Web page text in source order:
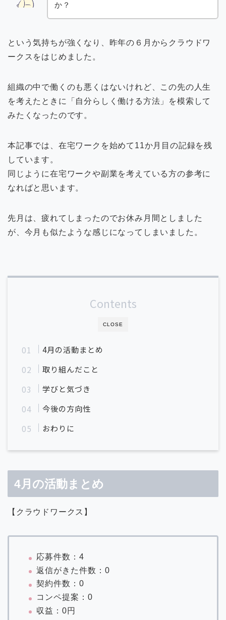
か？
という気持ちが強くなり、昨年の６月からクラウドワ
ークスをはじめました。
組織の中で働くのも悪くはないけれど、この先の人生
を考えたときに「自分らしく働ける方法」を模索して
みたくなったのです。
本記事では、在宅ワークを始めて11か月目の記録を残
しています。
同じように在宅ワークや副業を考えている方の参考に
なればと思います。
先月は、疲れてしまったのでお休み月間としました
が、今月も似たような感じになってしまいました。
CLOSE
Contents
4月の活動まとめ
取り組んだこと
学びと気づき
今後の方向性
おわりに
4月の活動まとめ
【クラウドワークス】
応募件数：4
返信がきた件数：0
契約件数：0
コンペ提案：0
収益：0円